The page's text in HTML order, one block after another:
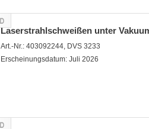
Laserstrahlschweißen unter
Art.-Nr.: 403092244, DVS 3233
Erscheinungsdatum: Juli 2026